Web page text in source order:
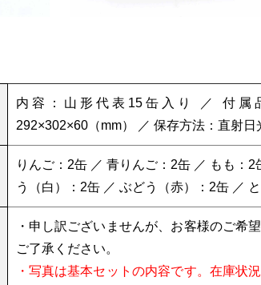
内容：山形代表15缶入り ／ 付属
292×302×60（mm） ／ 保存方法：直射
りんご：2缶 ／ 青りんご：2缶 ／ もも：
う（白）：2缶 ／ ぶどう（赤）：2缶 ／
・申し訳ございませんが、お客様のご希
ご了承ください。
・写真は基本セットの内容です。在庫状